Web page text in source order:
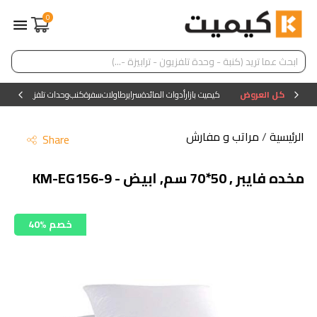
0
كل العروض كيميت بازارأدوات المائدةسرايرطاولاتسفرةكنبوحدات تلفزيون
الرئيسية/مراتب و مفارش Share
مخده فايبر , 50*70 سم, ابيض - KM-EG156-9
40% خصم